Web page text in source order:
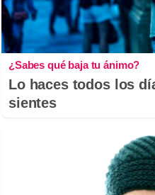
¿Sabes qué baja tu ánimo?
Lo haces todos los
sientes